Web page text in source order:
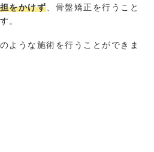
をかけず、骨盤矯正を行うこと
。
ような施術を行うことができま